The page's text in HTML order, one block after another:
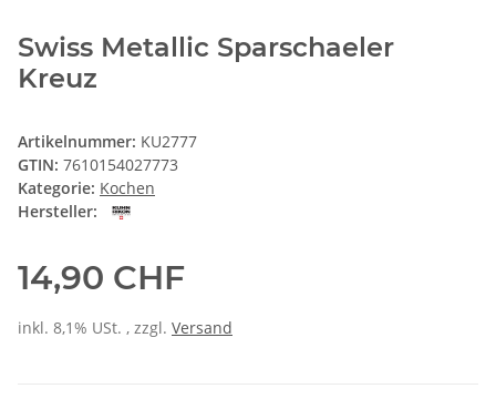
Swiss Metallic Sparschaeler
Kreuz
Artikelnummer: KU2777
GTIN: 7610154027773
Kategorie: Kochen
Hersteller:
14,90 CHF
inkl. 8,1% USt. , zzgl. Versand